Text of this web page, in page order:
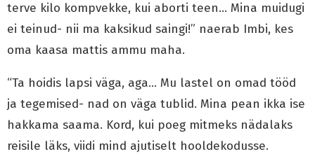
terve kilo kompvekke, kui aborti teen… Mina muidugi
ei teinud- nii ma kaksikud saingi!” naerab Imbi, kes
oma kaasa mattis ammu maha.
“Ta hoidis lapsi väga, aga… Mu lastel on omad tööd
ja tegemised- nad on väga tublid. Mina pean ikka ise
hakkama saama. Kord, kui poeg mitmeks nädalaks
reisile läks, viidi mind ajutiselt hooldekodusse.